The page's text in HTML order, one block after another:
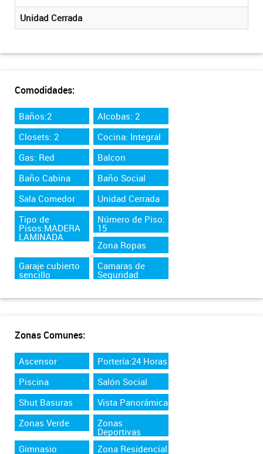
Unidad Cerrada
Comodidades:
Baños:2
Alcobas: 2
Closets: 2
Cocina: Integral
Gas: Red
Balcon
Baño Cabina
Baño Social
Sala Comedor
Unidad Cerrada
Tipo de
Pisos:MADERA
LAMINADA
Número de Piso:
15
Zona Ropas
Garaje cubierto
sencillo
Camaras de
Seguridad
Zonas Comunes:
Ascensor
Portería:24 Horas
Piscina
Salón Social
Shut Basuras
Vista Panorámica
Zonas Verde
Zonas
Deportivas
Gimnasio
Zona Residencial